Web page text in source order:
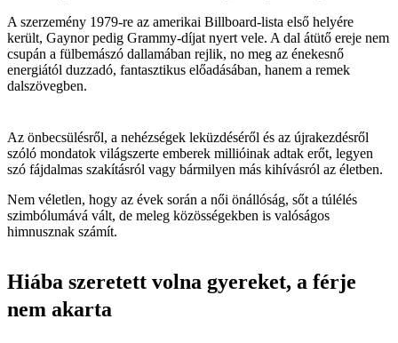
A szerzemény 1979-re az amerikai Billboard-lista első helyére
került, Gaynor pedig Grammy-díjat nyert vele. A dal átütő ereje nem
csupán a fülbemászó dallamában rejlik, no meg az énekesnő
energiától duzzadó, fantasztikus előadásában, hanem a remek
dalszövegben.
Az önbecsülésről, a nehézségek leküzdéséről és az újrakezdésről
szóló mondatok világszerte emberek millióinak adtak erőt, legyen
szó fájdalmas szakításról vagy bármilyen más kihívásról az életben.
Nem véletlen, hogy az évek során a női önállóság, sőt a túlélés
szimbólumává vált, de meleg közösségekben is valóságos
himnusznak számít.
Hiába szeretett volna gyereket, a férje
nem akarta